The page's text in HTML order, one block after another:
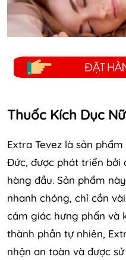
Thuốc Kích Dục
Extra Tevez là sản
Đức, được phát triển bởi
hàng đầu. Sản phẩm
nhanh chóng, chỉ cần
cảm giác hưng phấn và
thành phần tự nhiên,
nhận an toàn và được